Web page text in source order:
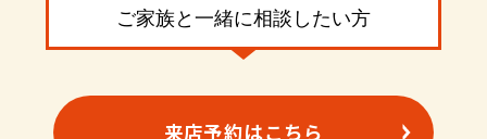
ご家族と一緒に相談したい方
来店予約はこちら